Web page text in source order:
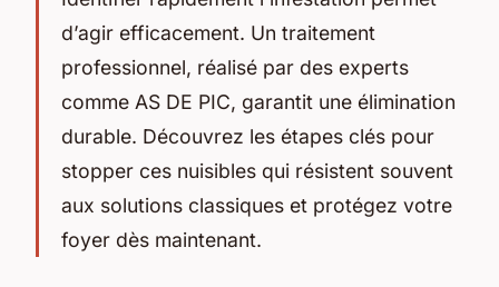
d’agir efficacement. Un traitement
professionnel, réalisé par des experts
comme AS DE PIC, garantit une élimination
durable. Découvrez les étapes clés pour
stopper ces nuisibles qui résistent souvent
aux solutions classiques et protégez votre
foyer dès maintenant.